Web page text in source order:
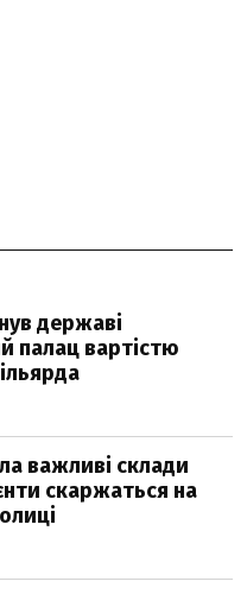
державі
палац вартістю
важливі склади
скаржаться на